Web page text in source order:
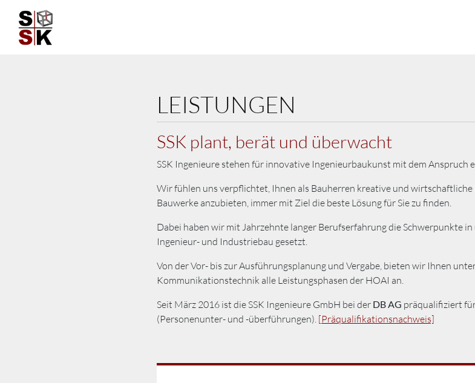
LEISTUNGEN
SSK plant, berät und überwacht
SSK Ingenieure stehen für innovative Ingenieurbaukunst mit dem Anspruch
Wir fühlen uns verpflichtet, Ihnen als Bauherren kreative und
Bauwerke anzubieten, immer mit Ziel die beste Lösung für Sie zu finden.
Dabei haben wir mit Jahrzehnte langer Berufserfahrung die Schwerpunkte
Ingenieur- und Industriebau gesetzt.
Von der Vor- bis zur Ausführungsplanung und Vergabe, bieten wir Ihnen
Kommunikationstechnik alle Leistungsphasen der HOAI an.
Seit März 2016 ist die SSK Ingenieure GmbH bei der DB AG präqualifiziert
(Personenunter- und -überführungen). [Präqualifikationsnachweis]